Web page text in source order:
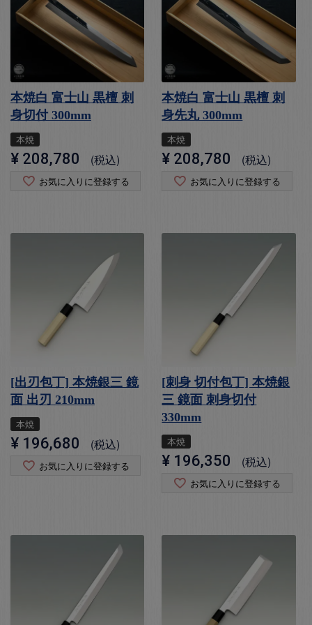
本焼白 富士山 黒檀 刺
身切付 300mm
本焼
¥ 208,780 税込
お気に入りに登録する
本焼白 富士山 黒檀 刺
身先丸 300mm
本焼
¥ 208,780 税込
お気に入りに登録する
[出刃包丁] 本焼銀三 鏡
面 出刃 210mm
本焼
¥ 196,680 税込
お気に入りに登録する
[刺身 切付包丁] 本焼銀
三 鏡面 刺身切付
330mm
本焼
¥ 196,350 税込
お気に入りに登録する